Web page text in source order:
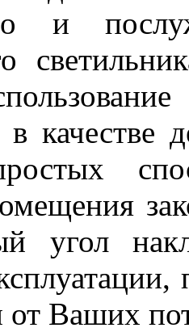
и
в качестве
угол
от Ваших